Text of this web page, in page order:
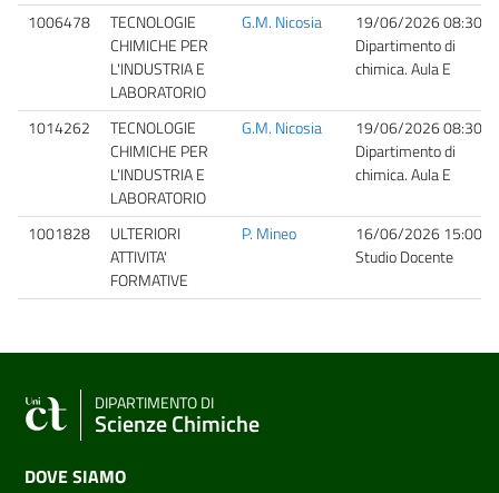
1006478
TECNOLOGIE
CHIMICHE PER
L'INDUSTRIA E
LABORATORIO
G.M. Nicosia
19/06/2026 08:30
Dipartimento di
chimica. Aula E
1014262
TECNOLOGIE
CHIMICHE PER
L'INDUSTRIA E
LABORATORIO
G.M. Nicosia
19/06/2026 08:30
Dipartimento di
chimica. Aula E
1001828
ULTERIORI
ATTIVITA'
FORMATIVE
P. Mineo
16/06/2026 15:00
Studio Docente
DIPARTIMENTO DI
Scienze Chimiche
DOVE SIAMO